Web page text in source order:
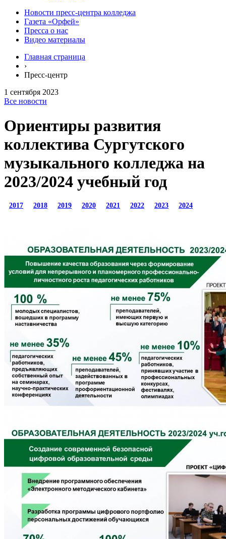
Новости пресс-центра колледжа
Газета «Орфей»
Пресса о нас
Видео материалы
Главная страница
›
Пресс-центр
1 сентября 2023
Все новости
Ориентиры развития
коллектива Сургутского
музыкального колледжа на
2023/2024 учебный год
2017 2018 2019 2020 2021 2022 2023 2024